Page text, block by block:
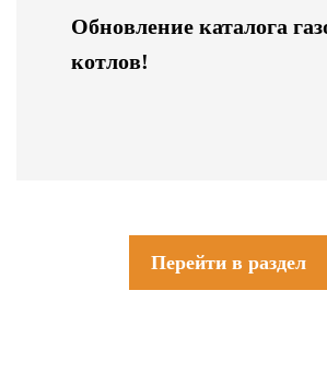
Обновление каталога
котлов!
Перейти в раздел